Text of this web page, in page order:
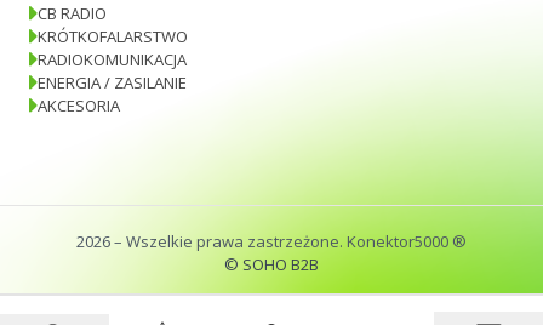
CB RADIO
KRÓTKOFALARSTWO
RADIOKOMUNIKACJA
ENERGIA / ZASILANIE
AKCESORIA
2026– Wszelkie prawa zastrzeżone. Konektor5000 ®
© SOHO B2B